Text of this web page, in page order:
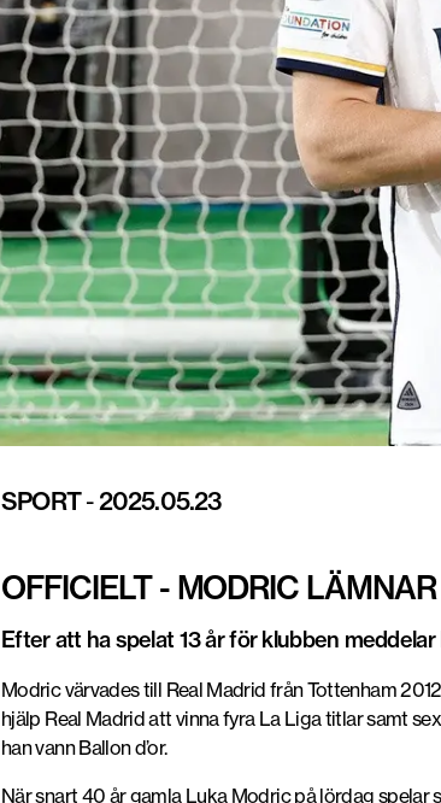
SPORT- 2025.05.23
OFFICIELT - MODRIC
Efter att ha spelat 13 år för klubben
Modric värvades till Real Madrid från Tottenham
hjälp Real Madrid att vinna fyra La Liga titlar samt
han vann Ballon d’or.
När snart 40 år gamla Luka Modric på lördag spelar